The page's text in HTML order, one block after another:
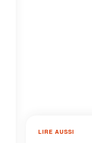
LIRE AUSSI